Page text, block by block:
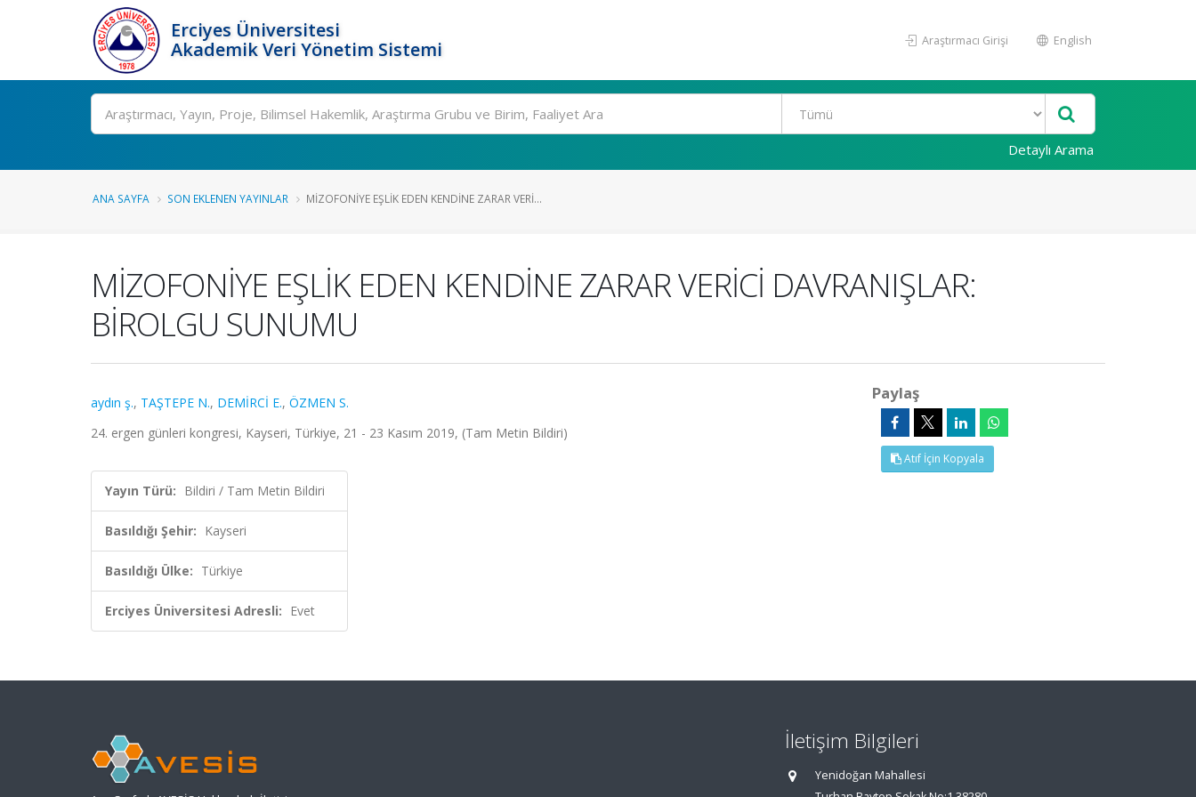
Erciyes Üniversitesi
Akademik Veri Yönetim Sistemi
Araştırmacı Girişi English
Ara
Detaylı Arama
ANA SAYFA SON EKLENEN YAYINLAR MİZOFONİYE EŞLİK EDEN KENDİNE ZARAR VERİ...
MİZOFONİYE EŞLİK EDEN KENDİNE ZARAR VERİCİ DAVRANIŞLAR:
BİROLGU SUNUMU
aydın ş., TAŞTEPE N., DEMİRCİ E., ÖZMEN S.
24. ergen günleri kongresi, Kayseri, Türkiye, 21 - 23 Kasım 2019, (Tam Metin Bildiri)
Yayın Türü: Bildiri / Tam Metin Bildiri
Basıldığı Şehir: Kayseri
Basıldığı Ülke: Türkiye
Erciyes Üniversitesi Adresli: Evet
Paylaş
Atıf İçin Kopyala
İletişim Bilgileri
Yenidoğan Mahallesi